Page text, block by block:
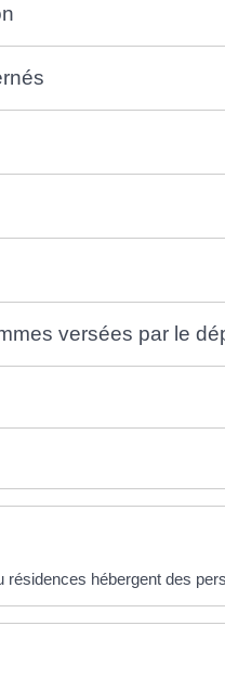
versées par le
résidences hébergent des